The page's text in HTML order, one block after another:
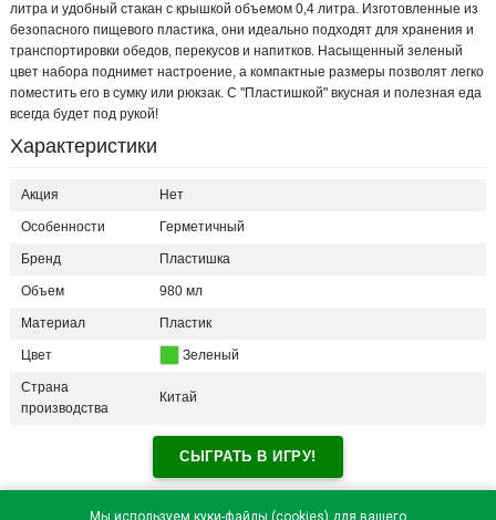
Мы используем куки-файлы (cookies) для вашего
литра и удобный стакан с крышкой объемом 0,4 литра. Изготовленные из
безопасного пищевого пластика, они идеально подходят для хранения и
транспортировки обедов, перекусов и напитков. Насыщенный зеленый
цвет набора поднимет настроение, а компактные размеры позволят легко
поместить его в сумку или рюкзак. С "Пластишкой" вкусная и полезная еда
всегда будет под рукой!
Характеристики
Акция Нет
Особенности Герметичный
Бренд Пластишка
Объем 980 мл
Материал Пластик
Цвет Зеленый
Страна
производства
Китай
СЫГРАТЬ В ИГРУ!